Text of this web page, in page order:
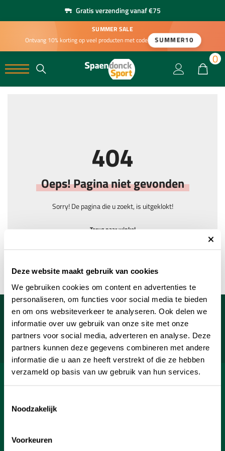
Deze website maakt gebruik van cookies
We gebruiken cookies om content en advertenties te
personaliseren, om functies voor social media te bieden
en om ons websiteverkeer te analyseren. Ook delen we
informatie over uw gebruik van onze site met onze
partners voor social media, adverteren en analyse. Deze
partners kunnen deze gegevens combineren met andere
informatie die u aan ze heeft verstrekt of die ze hebben
verzameld op basis van uw gebruik van hun services.
Noodzakelijk
Voorkeuren
Gratis verzending vanaf €75
SUMMER SALE
Ontvang 10% korting op veel producten met code
SUMMER10
00
404
Oeps! Pagina niet gevonden
Sorry! De pagina die u zoekt, is uitgeklokt!
Terug naar winkel
Meld je aan voor onze nieuwsbrief
Uw e-mailadres
Aanmelden
INFORMATIE
KLANTENSERVICE